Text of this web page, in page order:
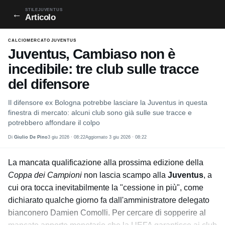
← STILEJUVENTUS
Articolo
CALCIOMERCATO JUVENTUS
Juventus, Cambiaso non è
incedibile: tre club sulle tracce
del difensore
Il difensore ex Bologna potrebbe lasciare la Juventus in questa
finestra di mercato: alcuni club sono già sulle sue tracce e
potrebbero affondare il colpo
Di Giulio De Pino3 giu 2026 · 08:22Aggiornato 3 giu 2026 · 08:22
La mancata qualificazione alla prossima edizione della
Coppa dei Campioni non lascia scampo alla Juventus, a
cui ora tocca inevitabilmente la "cessione in più", come
dichiarato qualche giorno fa dall'amministratore delegato
bianconero Damien Comolli. Per cercare di sopperire al